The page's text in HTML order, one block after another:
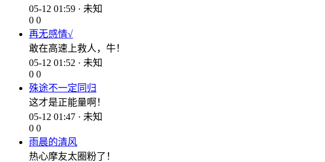
05-12 01:59 · 未知
0 0
再无感情√
敢在高速上救人，牛！
05-12 01:52 · 未知
0 0
殊途不一定同归
这才是正能量啊！
05-12 01:47 · 未知
0 0
雨晨的清风
热心摩友太圈粉了！